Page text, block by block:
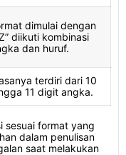
dimulai dengan
diikuti kombinasi
dan huruf.
terdiri dari 10
11 digit angka.
sesuai format yang
dalam penulisan
saat melakukan